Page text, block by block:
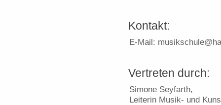
Kontakt:
E-Mail:
Vertreten durch:
Simone Seyfarth,
Leiterin Musik- und